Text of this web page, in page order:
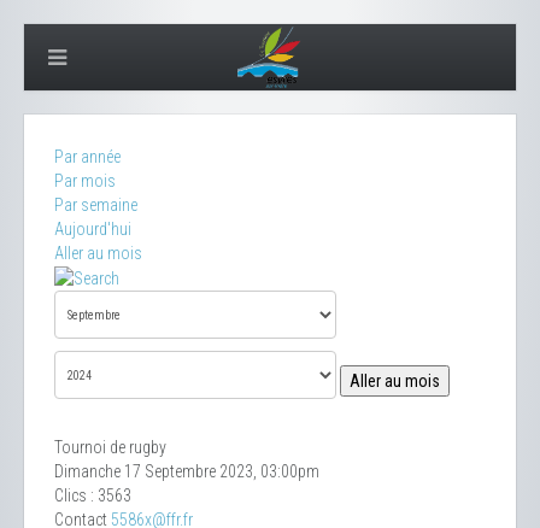
Par année
Par mois
Par semaine
Aujourd'hui
Aller au mois
Aller au mois
Tournoi de rugby
Dimanche 17 Septembre 2023, 03:00pm
Clics : 3563
Contact 5586x@ffr.fr